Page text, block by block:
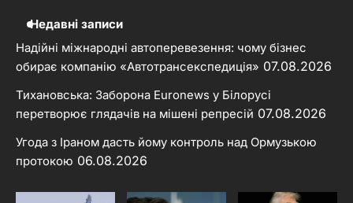
Недавні записи
Надійні міжнародні автоперевезення: чому бізнес
обирає компанію «Автотрансекспедиція» 07.08.2026
Тихановська: Заборона Euronews у Білорусі
перетворює глядачів на мішені репресій 07.08.2026
Угода з Іраном дасть йому контроль над Ормузькою
протокою 06.08.2026